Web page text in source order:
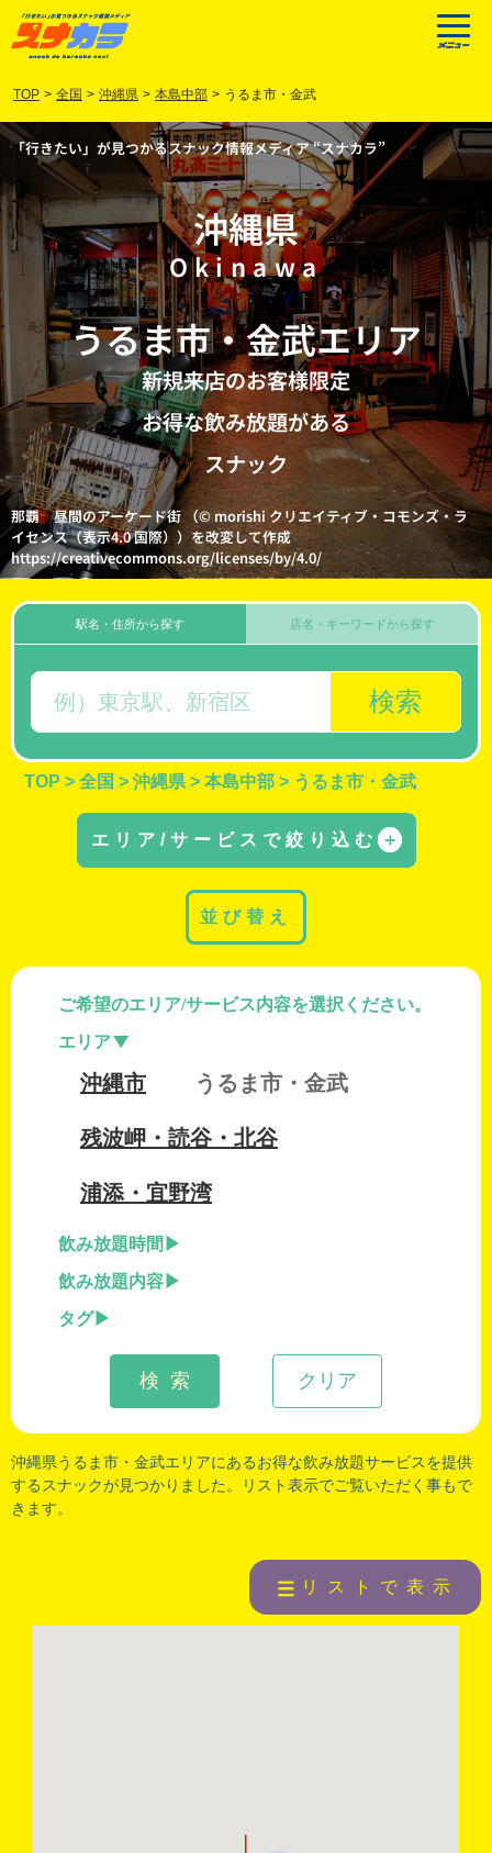
TOP > 全国 > 沖縄県 > 本島中部 > うるま市・金武
「行きたい」が見つかるスナック情報メディア “スナカラ”
沖縄県
Okinawa
うるま市・金武エリア
新規来店のお客様限定
お得な飲み放題がある
スナック
那覇 昼間のアーケード街 （© morishi クリエイティブ・コモンズ・ラ
イセンス（表示4.0 国際））を改変して作成
https://creativecommons.org/licenses/by/4.0/
駅名・住所から探す
検索
店名・キーワードから探す
TOP > 全国 > 沖縄県 > 本島中部 > うるま市・金武
エリア/サービスで絞り込む ＋
ご希望のエリア/サービス内容を選択ください。
エリア
沖縄市 うるま市・金武
残波岬・読谷・北谷
浦添・宜野湾
飲み放題時間
飲み放題内容
タグ
クリア
検 索
並び替え
沖縄県うるま市 ・ 金武エリアにあるお得な飲み放題サービスを提供
するスナックが見つかりました。リスト表示でご覧いただく事もで
きます。
リストで表示